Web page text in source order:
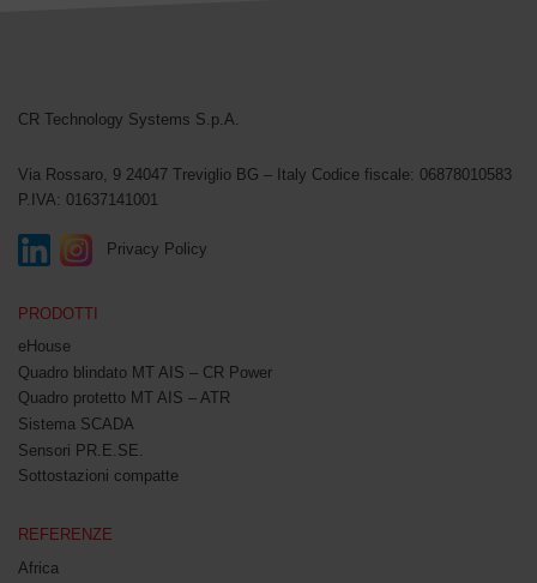
CR Technology Systems S.p.A.
Via Rossaro, 9 24047 Treviglio BG – Italy Codice fiscale: 06878010583
P.IVA: 01637141001
Privacy Policy
PRODOTTI
eHouse
Quadro blindato MT AIS – CR Power
Quadro protetto MT AIS – ATR
Sistema SCADA
Sensori PR.E.SE.
Sottostazioni compatte
REFERENZE
Africa